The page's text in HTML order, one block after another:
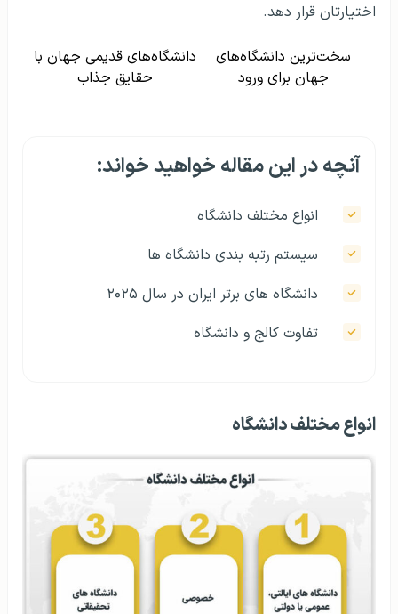
اختیارتان قرار دهد.
سخت‌ترین دانشگاه‌های
جهان برای ورود
دانشگاه‌های قدیمی جهان با
حقایق جذاب
آنچه در این مقاله خواهید خواند:
انواع مختلف دانشگاه
سیستم رتبه بندی دانشگاه ها
دانشگاه های برتر ایران در سال ۲۰۲۵
تفاوت کالج و دانشگاه
انواع مختلف دانشگاه